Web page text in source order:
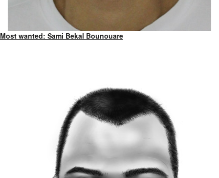
Most wanted: Sami Bekal Bounouare